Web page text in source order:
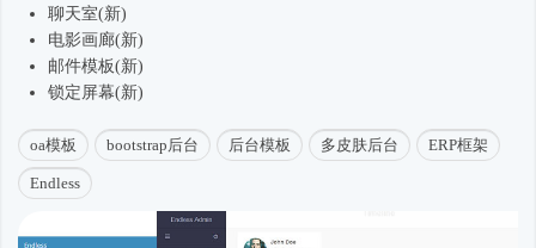
聊天室(新)
电影画廊(新)
邮件模板(新)
锁定屏幕(新)
oa模板 bootstrap后台 后台模板 多皮肤后台 ERP框架
Endless